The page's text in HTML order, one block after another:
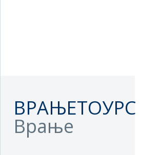
ВРАЊЕТОУРС
Врање